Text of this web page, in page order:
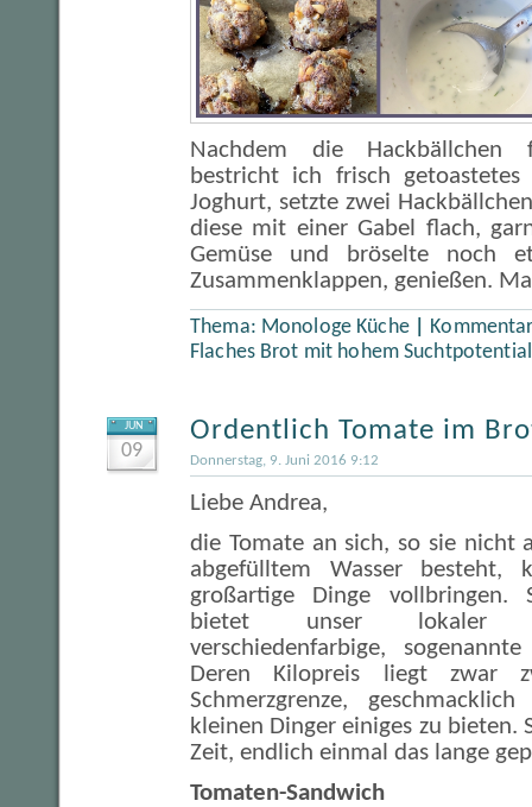
Nachdem die Hackbällchen
bestricht ich frisch
Joghurt, setzte zwei
diese mit einer Gabel flach,
Gemüse und bröselte noch
Zusammenklappen, genießen.
Thema: Monologe Küche
Flaches Brot mit hohem Suchtpotential
JUN
09
Ordentlich Tomate im
Donnerstag, 9. Juni 2016 9:12
Liebe Andrea,
die Tomate an sich, so sie nicht
abgefülltem Wasser besteht,
großartige Dinge vollbringen.
bietet unser lokaler
verschiedenfarbige,
Deren Kilopreis liegt zwar
Schmerzgrenze,
kleinen Dinger einiges zu bieten.
Zeit, endlich einmal das lange
Tomaten-Sandwich